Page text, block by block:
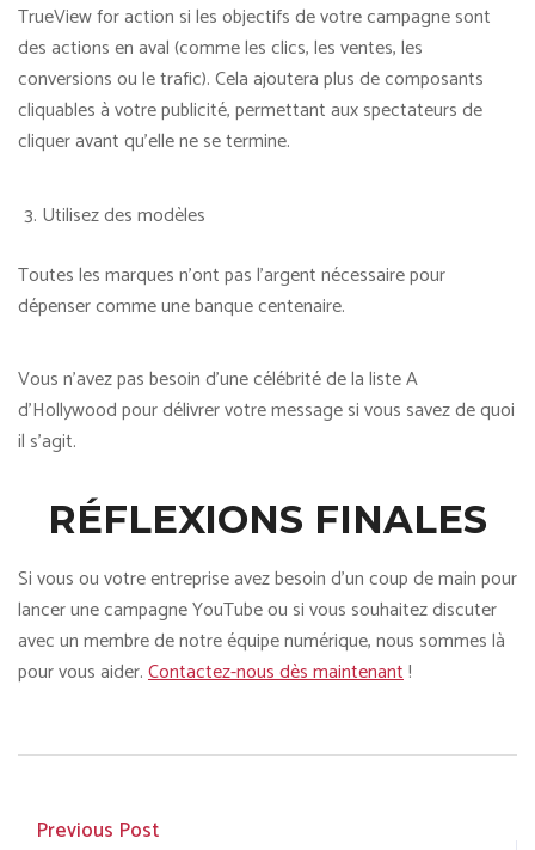
TrueView for action si les objectifs de votre campagne sont
des actions en aval (comme les clics, les ventes, les
conversions ou le trafic). Cela ajoutera plus de composants
cliquables à votre publicité, permettant aux spectateurs de
cliquer avant qu’elle ne se termine.
Utilisez des modèles
Toutes les marques n’ont pas l’argent nécessaire pour
dépenser comme une banque centenaire.
Vous n’avez pas besoin d’une célébrité de la liste A
d’Hollywood pour délivrer votre message si vous savez de quoi
il s’agit.
RÉFLEXIONS FINALES
Si vous ou votre entreprise avez besoin d’un coup de main pour
lancer une campagne YouTube ou si vous souhaitez discuter
avec un membre de notre équipe numérique, nous sommes là
pour vous aider.Contactez-nous dès maintenant!
Previous Post